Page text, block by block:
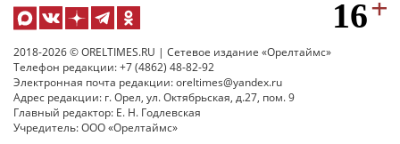
2018-2026 © ORELTIMES.RU | Сетевое издание «Орелтаймс»
Телефон редакции: +7 (4862) 48-82-92
Электронная почта редакции: oreltimes@yandex.ru
Адрес редакции: г. Орел, ул. Октябрьская, д.27, пом. 9
Главный редактор: Е. Н. Годлевская
Учредитель: ООО «Орелтаймс»